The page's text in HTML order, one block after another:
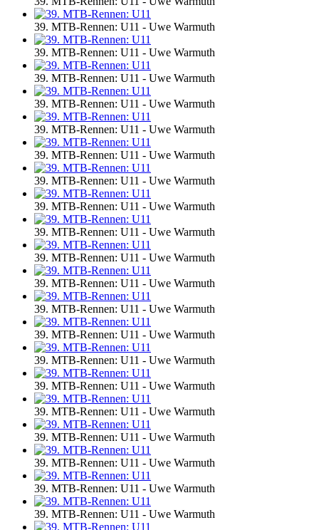
39. MTB-Rennen: U11 - Uwe Warmuth
39. MTB-Rennen: U11 - Uwe Warmuth
39. MTB-Rennen: U11 - Uwe Warmuth
39. MTB-Rennen: U11 - Uwe Warmuth
39. MTB-Rennen: U11 - Uwe Warmuth
39. MTB-Rennen: U11 - Uwe Warmuth
39. MTB-Rennen: U11 - Uwe Warmuth
39. MTB-Rennen: U11 - Uwe Warmuth
39. MTB-Rennen: U11 - Uwe Warmuth
39. MTB-Rennen: U11 - Uwe Warmuth
39. MTB-Rennen: U11 - Uwe Warmuth
39. MTB-Rennen: U11 - Uwe Warmuth
39. MTB-Rennen: U11 - Uwe Warmuth
39. MTB-Rennen: U11 - Uwe Warmuth
39. MTB-Rennen: U11 - Uwe Warmuth
39. MTB-Rennen: U11 - Uwe Warmuth
39. MTB-Rennen: U11 - Uwe Warmuth
39. MTB-Rennen: U11 - Uwe Warmuth
39. MTB-Rennen: U11 - Uwe Warmuth
39. MTB-Rennen: U11 - Uwe Warmuth